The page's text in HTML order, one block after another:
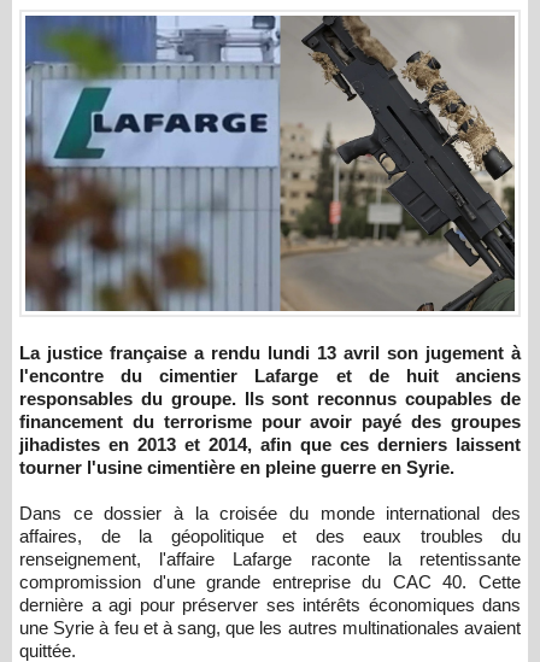
La justice française a rendu lundi 13 avril son jugement à
l'encontre du cimentier Lafarge et de huit anciens
responsables du groupe. Ils sont reconnus coupables de
financement du terrorisme pour avoir payé des groupes
jihadistes en 2013 et 2014, afin que ces derniers laissent
tourner l'usine cimentière en pleine guerre en Syrie.
Dans ce dossier à la croisée du monde international des
affaires, de la géopolitique et des eaux troubles du
renseignement, l'affaire Lafarge raconte la retentissante
compromission d'une grande entreprise du CAC 40. Cette
dernière a agi pour préserver ses intérêts économiques dans
une Syrie à feu et à sang, que les autres multinationales avaient
quittée.